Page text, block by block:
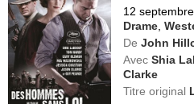
12
Drame ,
De John
Avec Shia
Clarke
Titre original